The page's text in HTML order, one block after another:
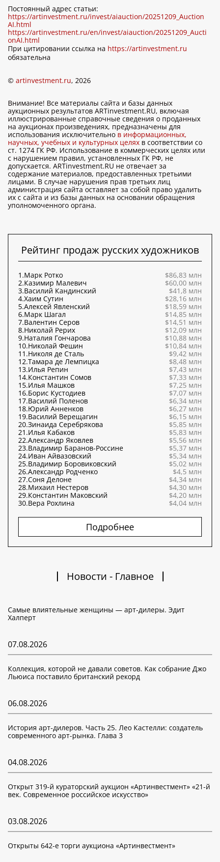
Постоянный адрес статьи:
https://artinvestment.ru/invest/aiauction/20251209_Auction
AI.html
https://artinvestment.ru/en/invest/aiauction/20251209_Aucti
onAI.html
При цитировании ссылка на https://artinvestment.ru
обязательна
© artinvestment.ru, 2026
Внимание! Все материалы сайта и базы данных
аукционных результатов ARTinvestment.RU, включая
иллюстрированные справочные сведения о проданных
на аукционах произведениях, предназначены для
использования исключительно в информационных,
научных, учебных и культурных целях в соответствии со
ст. 1274 ГК РФ. Использование в коммерческих целях или
с нарушением правил, установленных ГК РФ, не
допускается. ARTinvestment.RU не отвечает за
содержание материалов, предоставленных третьими
лицами. В случае нарушения прав третьих лиц
администрация сайта оставляет за собой право удалить
их с сайта и из базы данных на основании обращения
уполномоченного органа.
Рейтинг продаж русских художников
1.Марк Ротко
$86,83 млн
2.Казимир Малевич
$60,00 млн
3.Василий Кандинский
$41,8 млн
4.Хаим Сутин
$28,16 млн
5.Алексей Явленский
$18,59 млн
6.Марк Шагал
$14,85 млн
7.Валентин Серов
$14,51 млн
8.Николай Рерих
$12,09 млн
9.Наталия Гончарова
$10,88 млн
10.Николай Фешин
$10,84 млн
11.Николя де Сталь
$9,42 млн
12.Тамара де Лемпицка
$8,48 млн
13.Илья Репин
$7,43 млн
14.Константин Сомов
$7,33 млн
15.Илья Машков
$7,25 млн
16.Борис Кустодиев
$7,07 млн
17.Василий Поленов
$6,34 млн
18.Юрий Анненков
$6,27 млн
19.Василий Верещагин
$6,15 млн
20.Зинаида Серебрякова
$5,85 млн
21.Илья Кабаков
$5,83 млн
22.Александр Яковлев
$5,56 млн
23.Владимир Баранов-Россине
$5,37 млн
24.Иван Айвазовский
$5,34 млн
25.Владимир Боровиковский
$5,02 млн
26.Александр Родченко
$4,5 млн
27.Соня Делоне
$4,34 млн
28.Михаил Нестеров
$4,30 млн
29.Константин Маковский
$4,20 млн
30.Вера Рохлина $4,04 млн
Подробнее
Новости - Главное
Самые влиятельные женщины — арт-дилеры. Эдит
Халперт
07.08.2026
Коллекция, которой не давали советов. Как собрание Джо
Льюиса поставило британский рекорд
06.08.2026
История арт-дилеров. Часть 25. Лео Кастелли: создатель
современного арт-рынка. Глава 3
04.08.2026
Открыт 319-й кураторский аукцион «Артинвестмент» «21-й
век. Современное российское искусство»
03.08.2026
Открыты 642-е торги аукциона «Артинвестмент»